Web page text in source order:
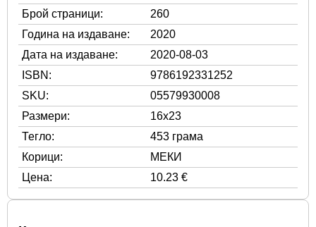
Брой страници:
260
Година на издаване:
2020
Дата на издаване:
2020-08-03
ISBN:
9786192331252
SKU:
05579930008
Размери:
16x23
Тегло:
453 грама
Корици:
МЕКИ
Цена:
10.23 €